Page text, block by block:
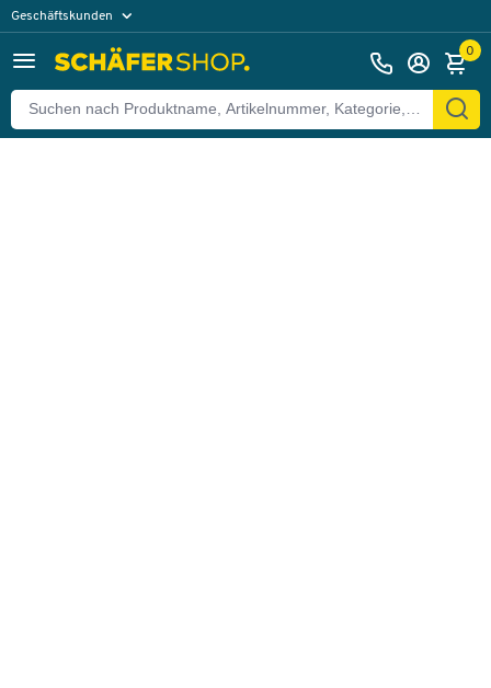
Geschäftskunden
0
Zurück